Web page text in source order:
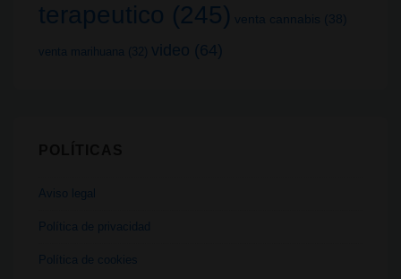
terapeutico (245) venta cannabis (38)
venta marihuana (32) video (64)
Aviso legal
Política de privacidad
Política de cookies